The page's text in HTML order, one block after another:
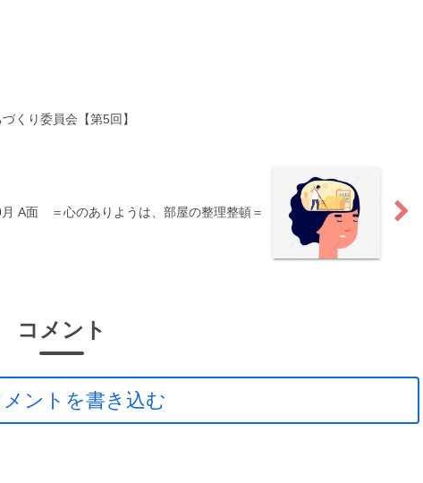
くり委員会【第5回】
A面 ＝心のありようは、部屋の整理整頓＝
コメント
メントを書き込む